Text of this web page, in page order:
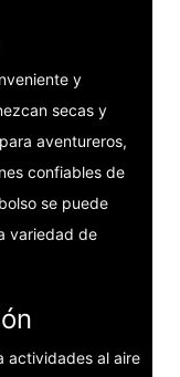
y
secas y
aventureros,
confiables de
se puede
variedad de
actividades al aire